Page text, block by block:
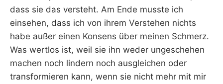
dass sie das versteht. Am Ende musste ich
einsehen, dass ich von ihrem Verstehen nichts
habe außer einen Konsens über meinen Schmerz.
Was wertlos ist, weil sie ihn weder ungeschehen
machen noch lindern noch ausgleichen oder
transformieren kann, wenn sie nicht mehr mit mir